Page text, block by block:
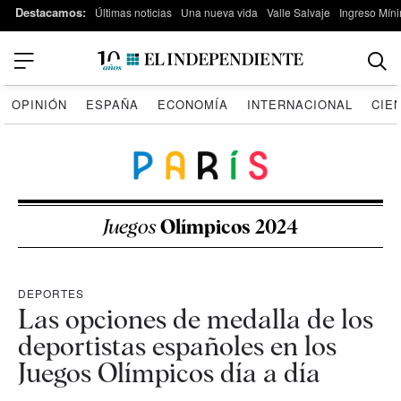
Destacamos: Últimas noticias Una nueva vida Valle Salvaje Ingreso
OPINIÓN ESPAÑA ECONOMÍA INTERNACIONAL
JuegosOlímpicos 2024
DEPORTES
Las opciones de medalla de los
deportistas españoles en los
Juegos Olímpicos día a día